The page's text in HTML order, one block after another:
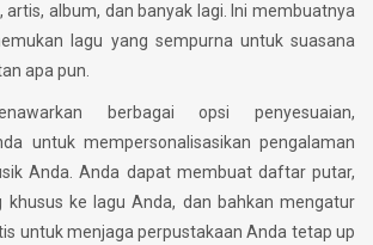
artis, album, dan banyak lagi. Ini membuatnya
lagu yang sempurna untuk suasana
apa pun.
berbagai opsi penyesuaian,
untuk mempersonalisasikan pengalaman
Anda. Anda dapat membuat daftar putar,
khusus ke lagu Anda, dan bahkan mengatur
untuk menjaga perpustakaan Anda tetap up